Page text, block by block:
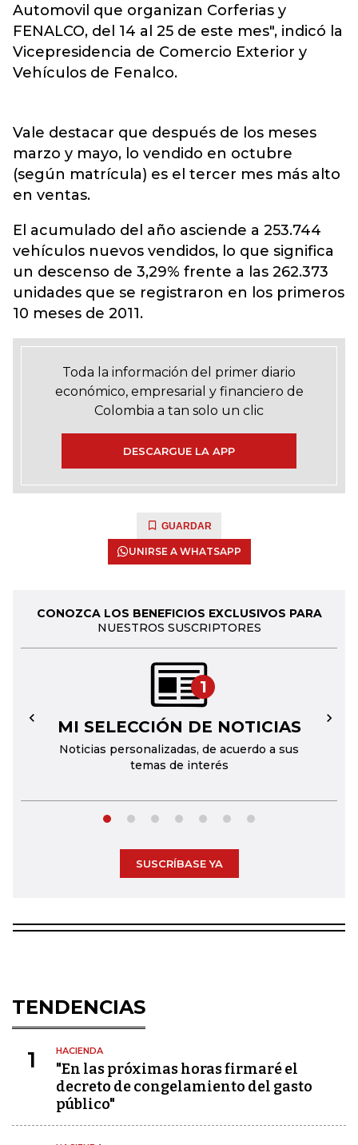
Automovil que organizan Corferias y
FENALCO, del 14 al 25 de este mes", indicó la
Vicepresidencia de Comercio Exterior y
Vehículos de Fenalco.
Vale destacar que después de los meses
marzo y mayo, lo vendido en octubre
(según matrícula) es el tercer mes más alto
en ventas.
El acumulado del año asciende a 253.744
vehículos nuevos vendidos, lo que significa
un descenso de 3,29% frente a las 262.373
unidades que se registraron en los primeros
10 meses de 2011.
Toda la información del primer diario
económico, empresarial y financiero de
Colombia a tan solo un clic
DESCARGUE LA APP
GUARDAR
UNIRSE A WHATSAPP
CONOZCA LOS BENEFICIOS EXCLUSIVOS PARA
NUESTROS SUSCRIPTORES
1
MI SELECCIÓN DE NOTICIAS
Noticias personalizadas, de acuerdo a sus
temas de interés
← →
SUSCRÍBASE YA
TENDENCIAS
1 HACIENDA
"En las próximas horas firmaré el
decreto de congelamiento del gasto
público"